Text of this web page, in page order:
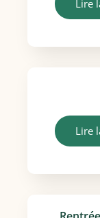
Lire
Lire